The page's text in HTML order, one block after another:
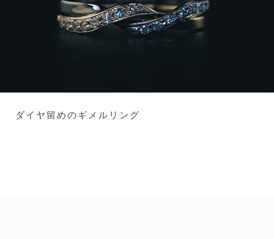
ダイヤ留めのギメルリング